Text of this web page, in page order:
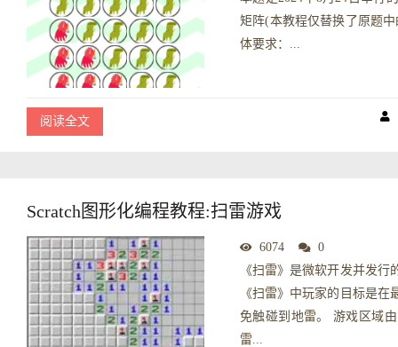
矩阵(本教程仅替换了原题
体要求：...
阅读全文
Scratch图形化编程教程:扫雷游戏
6074
0
《扫雷》是微软开发并发
《扫雷》中玩家的目标是
免触碰到地雷。 游戏区域
雷...